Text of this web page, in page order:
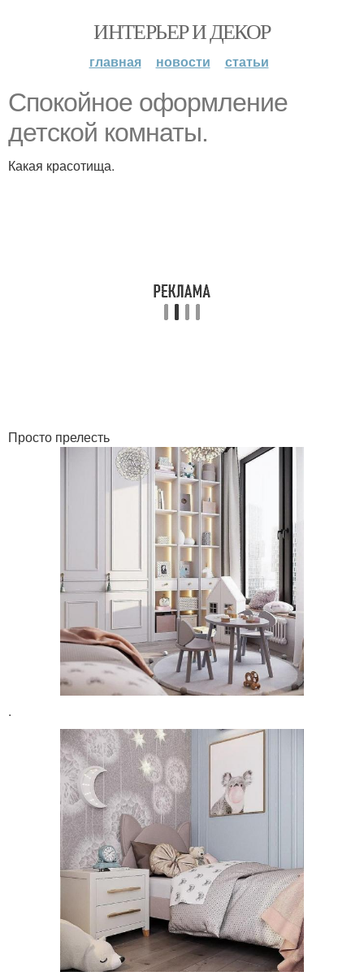
ИНТЕРЬЕР И ДЕКОР
главная новости статьи
Спокойное оформление
детской комнаты.
Какая красотища.
Просто прелесть
.